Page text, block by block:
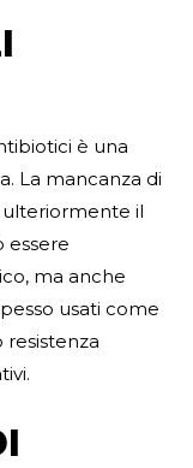
è una
La mancanza di
ulteriormente il
essere
ma anche
usati come